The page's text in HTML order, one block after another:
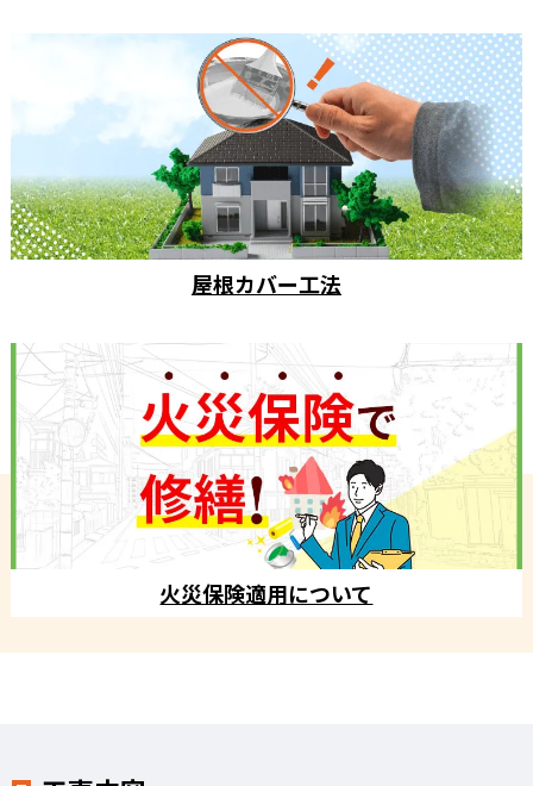
屋根カバー工法
火災保険適用について